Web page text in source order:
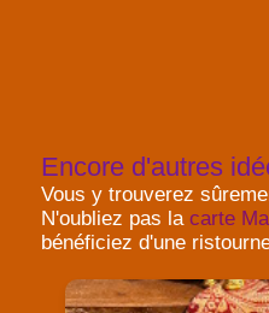
Encore d'autres
Vous y trouverez
N'oubliez pas la carte
bénéficiez d'une